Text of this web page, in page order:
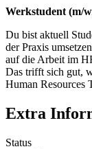
Werkstudent (m/
Du bist aktuell
der Praxis
auf die Arbeit im
Das trifft sich gut,
Human Resources
Extra
Status